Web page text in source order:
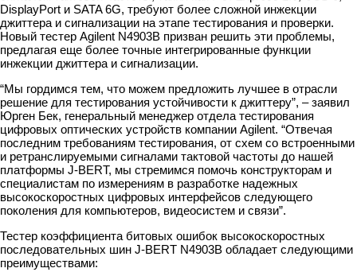
DisplayPort и SATA 6G, требуют более сложной инжекции
джиттера и сигнализации на этапе тестирования и проверки.
Новый тестер Agilent N4903B призван решить эти проблемы,
предлагая еще более точные интегрированные функции
инжекции джиттера и сигнализации.
“Мы гордимся тем, что можем предложить лучшее в отрасли
решение для тестирования устойчивости к джиттеру”, – заявил
Юрген Бек, генеральный менеджер отдела тестирования
цифровых оптических устройств компании Agilent. “Отвечая
последним требованиям тестирования, от схем со встроенными
и ретранслируемыми сигналами тактовой частоты до нашей
платформы J-BERT, мы стремимся помочь конструкторам и
специалистам по измерениям в разработке надежных
высокоскоростных цифровых интерфейсов следующего
поколения для компьютеров, видеосистем и связи”.
Тестер коэффициента битовых ошибок высокоскоростных
последовательных шин J-BERT N4903B обладает следующими
преимуществами: